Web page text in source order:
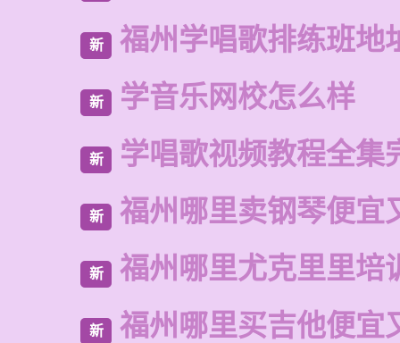
新 福州学唱歌排练班地
新 学音乐网校怎么样
新 学唱歌视频教程全集
新 福州哪里卖钢琴便宜
新 福州哪里尤克里里培
新 福州哪里买吉他便宜